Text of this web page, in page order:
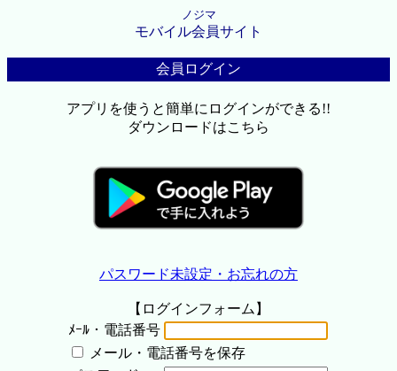
ノジマ
モバイル会員サイト
会員ログイン
アプリを使うと簡単にログインができる!!
ダウンロードはこちら
パスワード未設定・お忘れの方
【ログインフォーム】
ﾒｰﾙ・電話番号
メール・電話番号を保存